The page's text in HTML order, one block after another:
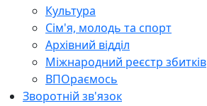
Культура
Сім'я, молодь та спорт
Архівний відділ
Міжнародний реєстр збитків
ВПОраємось
Зворотній зв'язок